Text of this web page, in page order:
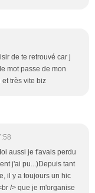
de te retrouvé car j
mot passe de mon
très vite biz
aussi je t'avais perdu
j'ai pu...)Depuis tant
il y a toujours un hic
/> que je m'organise